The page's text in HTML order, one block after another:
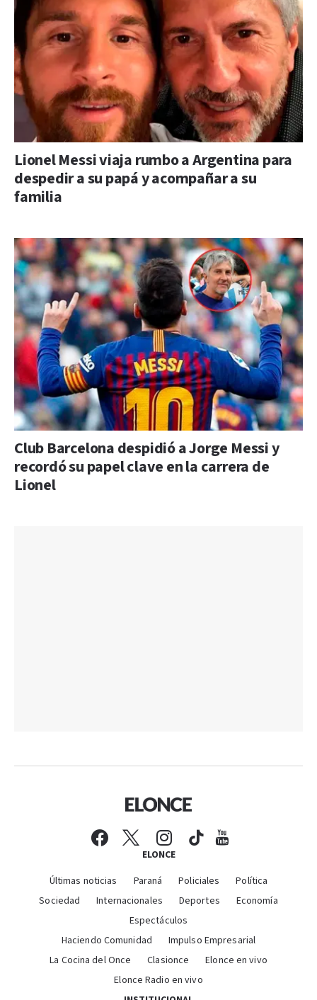
Lionel Messi viaja rumbo a Argentina para
despedir a su papá y acompañar a su
familia
Club Barcelona despidió a Jorge Messi y
recordó su papel clave en la carrera de
Lionel
ELONCE
Últimas noticias Paraná Policiales
Política
Sociedad
Internacionales Deportes
Economía
Espectáculos
Haciendo Comunidad
Impulso Empresarial
La Cocina del Once
Clasionce
Elonce en vivo
Elonce Radio en vivo